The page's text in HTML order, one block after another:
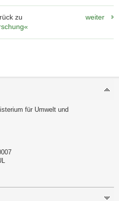
zu
weiter
für Umwelt und